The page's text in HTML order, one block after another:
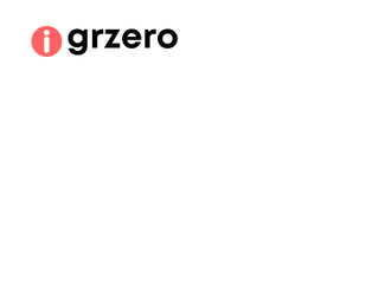
para